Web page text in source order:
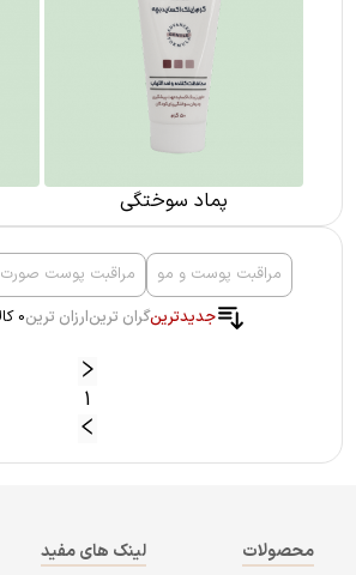
پماد سوختگی
مراقبت پوست و مو مراقبت پوست صورت
جدیدترینگران ترینارزان ترین0 کالا
1
محصولات لینک های مفید